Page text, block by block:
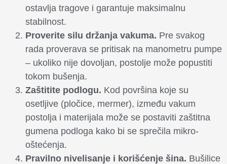
ostavlja tragove i garantuje maksimalnu
stabilnost.
Proverite silu držanja vakuma. Pre svakog
rada proverava se pritisak na manometru pumpe
– ukoliko nije dovoljan, postolje može popustiti
tokom bušenja.
Zaštitite podlogu. Kod površina koje su
osetljive (pločice, mermer), između vakum
postolja i materijala može se postaviti zaštitna
gumena podloga kako bi se sprečila mikro-
oštećenja.
Pravilno nivelisanje i korišćenje šina. Bušilice